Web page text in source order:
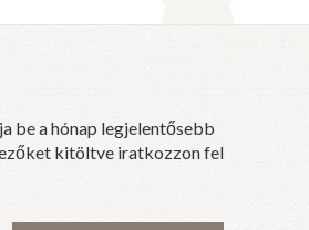
be a hónap legjelentősebb
kitöltve iratkozzon fel